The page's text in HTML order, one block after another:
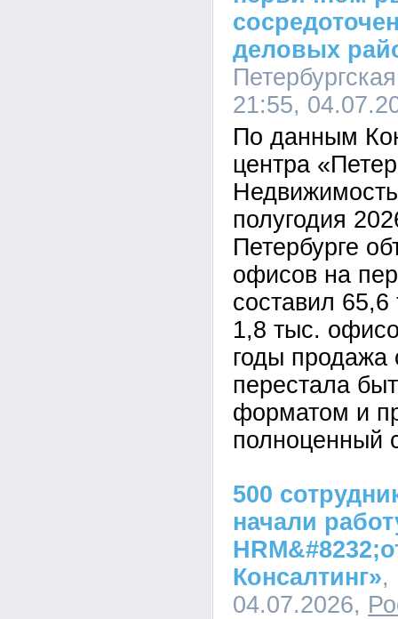
деловых
21:55,
По данным
центра
полугодия
Петербурге
офисов на
составил
1,8 тыс.
годы продажа
перестала
форматом и
полноценный
500
начали
Консалтинг»,
04.07.2026,